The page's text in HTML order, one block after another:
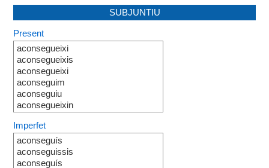
SUBJUNTIU
Present
aconsegueixi
aconsegueixis
aconsegueixi
aconseguim
aconseguiu
aconsegueixin
Imperfet
aconseguís
aconseguissis
aconseguís